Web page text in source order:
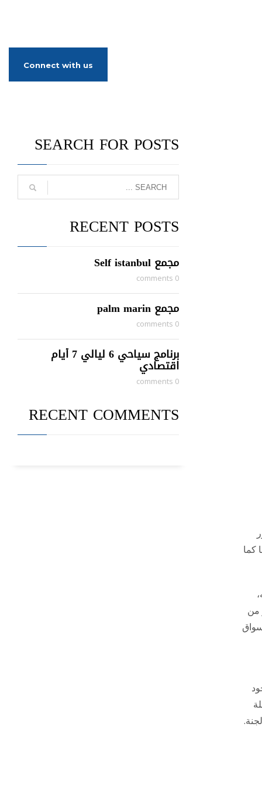
Connect with us
كما
من
SEARCH FOR POSTS
RECENT POSTS
مجمع Self istanbul
0 comments
مجمع palm marin
0 comments
برنامج سياحي 6 ليالي 7 أيام
اقتصادي
0 comments
RECENT COMMENTS